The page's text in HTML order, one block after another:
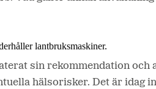
lantbruksmaskiner.
sin rekommendation
hälsorisker. Det är idag